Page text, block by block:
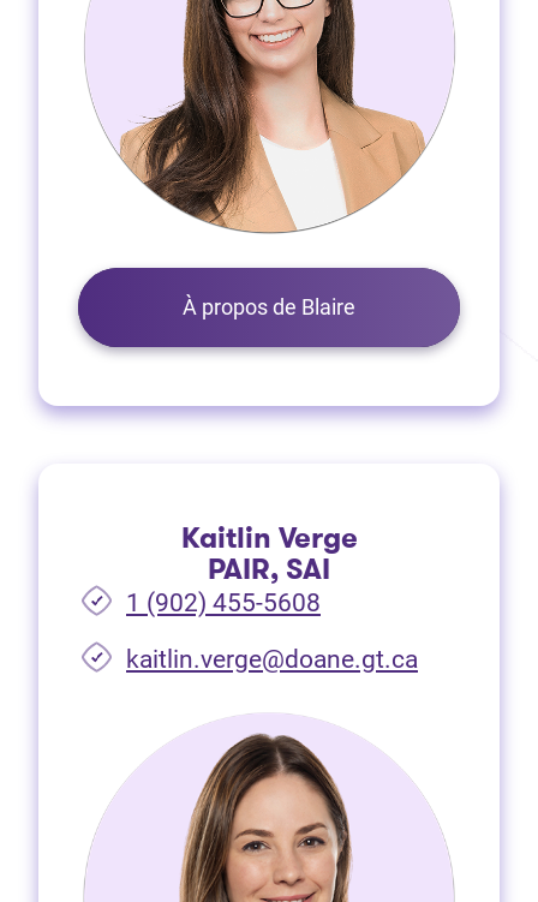
À propos de Blaire
Kaitlin Verge
PAIR, SAI
1 (902) 455-5608
kaitlin.verge@doane.gt.ca